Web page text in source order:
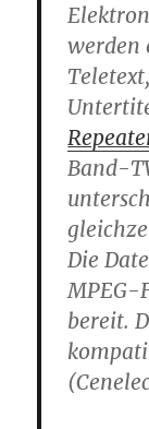
werden
Band-
Die
MPEG-
bereit.